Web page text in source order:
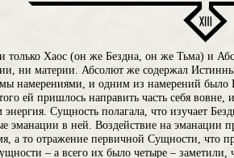
только Хаос (он же Бездна, он же Тьма) и
ни материи. Абсолют же содержал
намерениями, и одним из намерений было
ей пришлось направить часть себя
энергия. Сущность полагала, что изучает
эманации в ней. Воздействие на эманации
а то отражение первичной Сущности, что
– а всего их было четыре – заметили,